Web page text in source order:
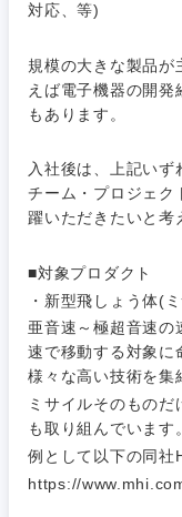
対応、等)
規模の大きな製品が
えば電子機器の開発
もあります。
入社後は、上記いず
チーム・プロジェク
躍いただきたいと考
■対象プロダクト
・新型飛しょう体(
亜音速～極超音速の
速で移動する対象に
様々な高い技術を集
ミサイルそのもの
も取り組んでいます。
例として以下の同社
https://
ィング
営業
サービス
クリエイ
コンサル
タント
専門職
技術職
（IT）、
Webサー
サービス
コンサルタント
技術職（IT）
技術職（モノづ
金融専門職
メディカル
メディカル
金融
倉庫・運輸
小売・通販
IT・通信
急募
上場企業
転勤なし
フルリモ
完全週休2